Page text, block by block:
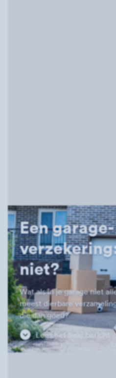
Een garage­
niet?
Wat als in je garage niet
meest dierbare
die dan goed?
Lees het hele bericht